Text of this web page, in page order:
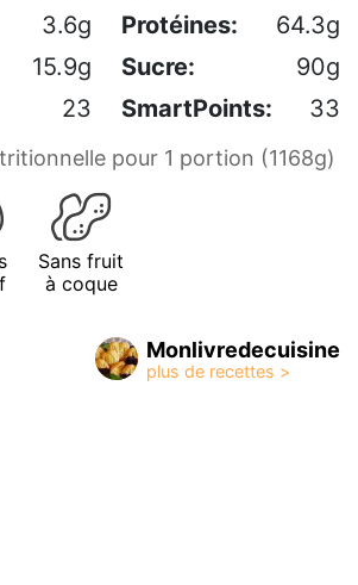
3.6g Protéines:
64.3g
15.9g Sucre:
90g
23 SmartPoints: 33
pour 1 portion (1168g)
Sans fruit
à coque
Monlivredecuisine